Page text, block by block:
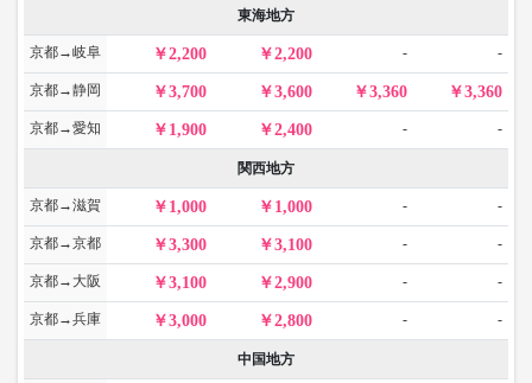
東海地方
京都→岐阜 2,200 2,200 - -
京都→静岡 3,700 3,600 3,360 3,360
京都→愛知 1,900 2,400 - -
関西地方
京都→滋賀 1,000 1,000 - -
京都→京都 3,300 3,100 - -
京都→大阪 3,100 2,900 - -
京都→兵庫 3,000 2,800 - -
中国地方